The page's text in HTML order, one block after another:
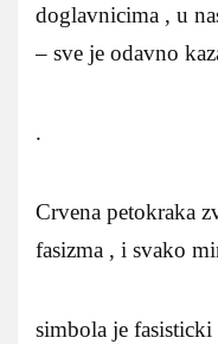
doglavnicima , u
– sve je odavno
.
Crvena petokraka
fasizma , i svako
simbola je